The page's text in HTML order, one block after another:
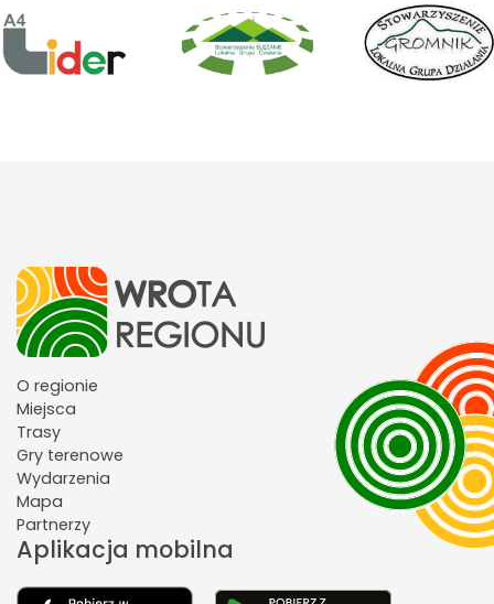
O regionie
Miejsca
Trasy
Gry terenowe
Wydarzenia
Mapa
Partnerzy
Aplikacja mobilna